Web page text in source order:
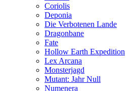
Coriolis
Deponia
Die Verbotenen Lande
Dragonbane
Fate
Hollow Earth Expedition
Lex Arcana
Monsterjagd
Mutant: Jahr Null
Numenera